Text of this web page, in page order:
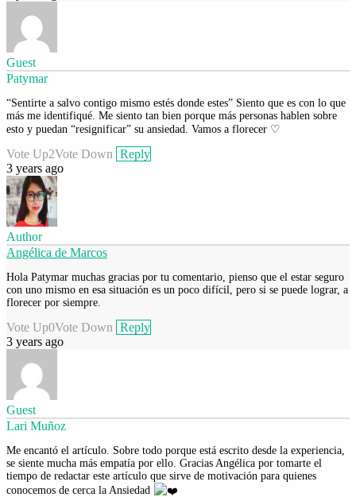
Guest
Patymar
“Sentirte a salvo contigo mismo estés donde estes” Siento que es con lo que
más me identifiqué. Me siento tan bien porque más personas hablen sobre
esto y puedan “resignificar” su ansiedad. Vamos a florecer ♡
Vote Up2Vote Down Reply
3 years ago
Author
Angélica de Marcos
Hola Patymar muchas gracias por tu comentario, pienso que el estar seguro
con uno mismo en esa situación es un poco difícil, pero si se puede lograr, a
florecer por siempre.
Vote Up0Vote Down Reply
3 years ago
Guest
Lari Muñoz
Me encantó el artículo. Sobre todo porque está escrito desde la experiencia,
se siente mucha más empatía por ello. Gracias Angélica por tomarte el
tiempo de redactar este artículo que sirve de motivación para quienes
conocemos de cerca la Ansiedad